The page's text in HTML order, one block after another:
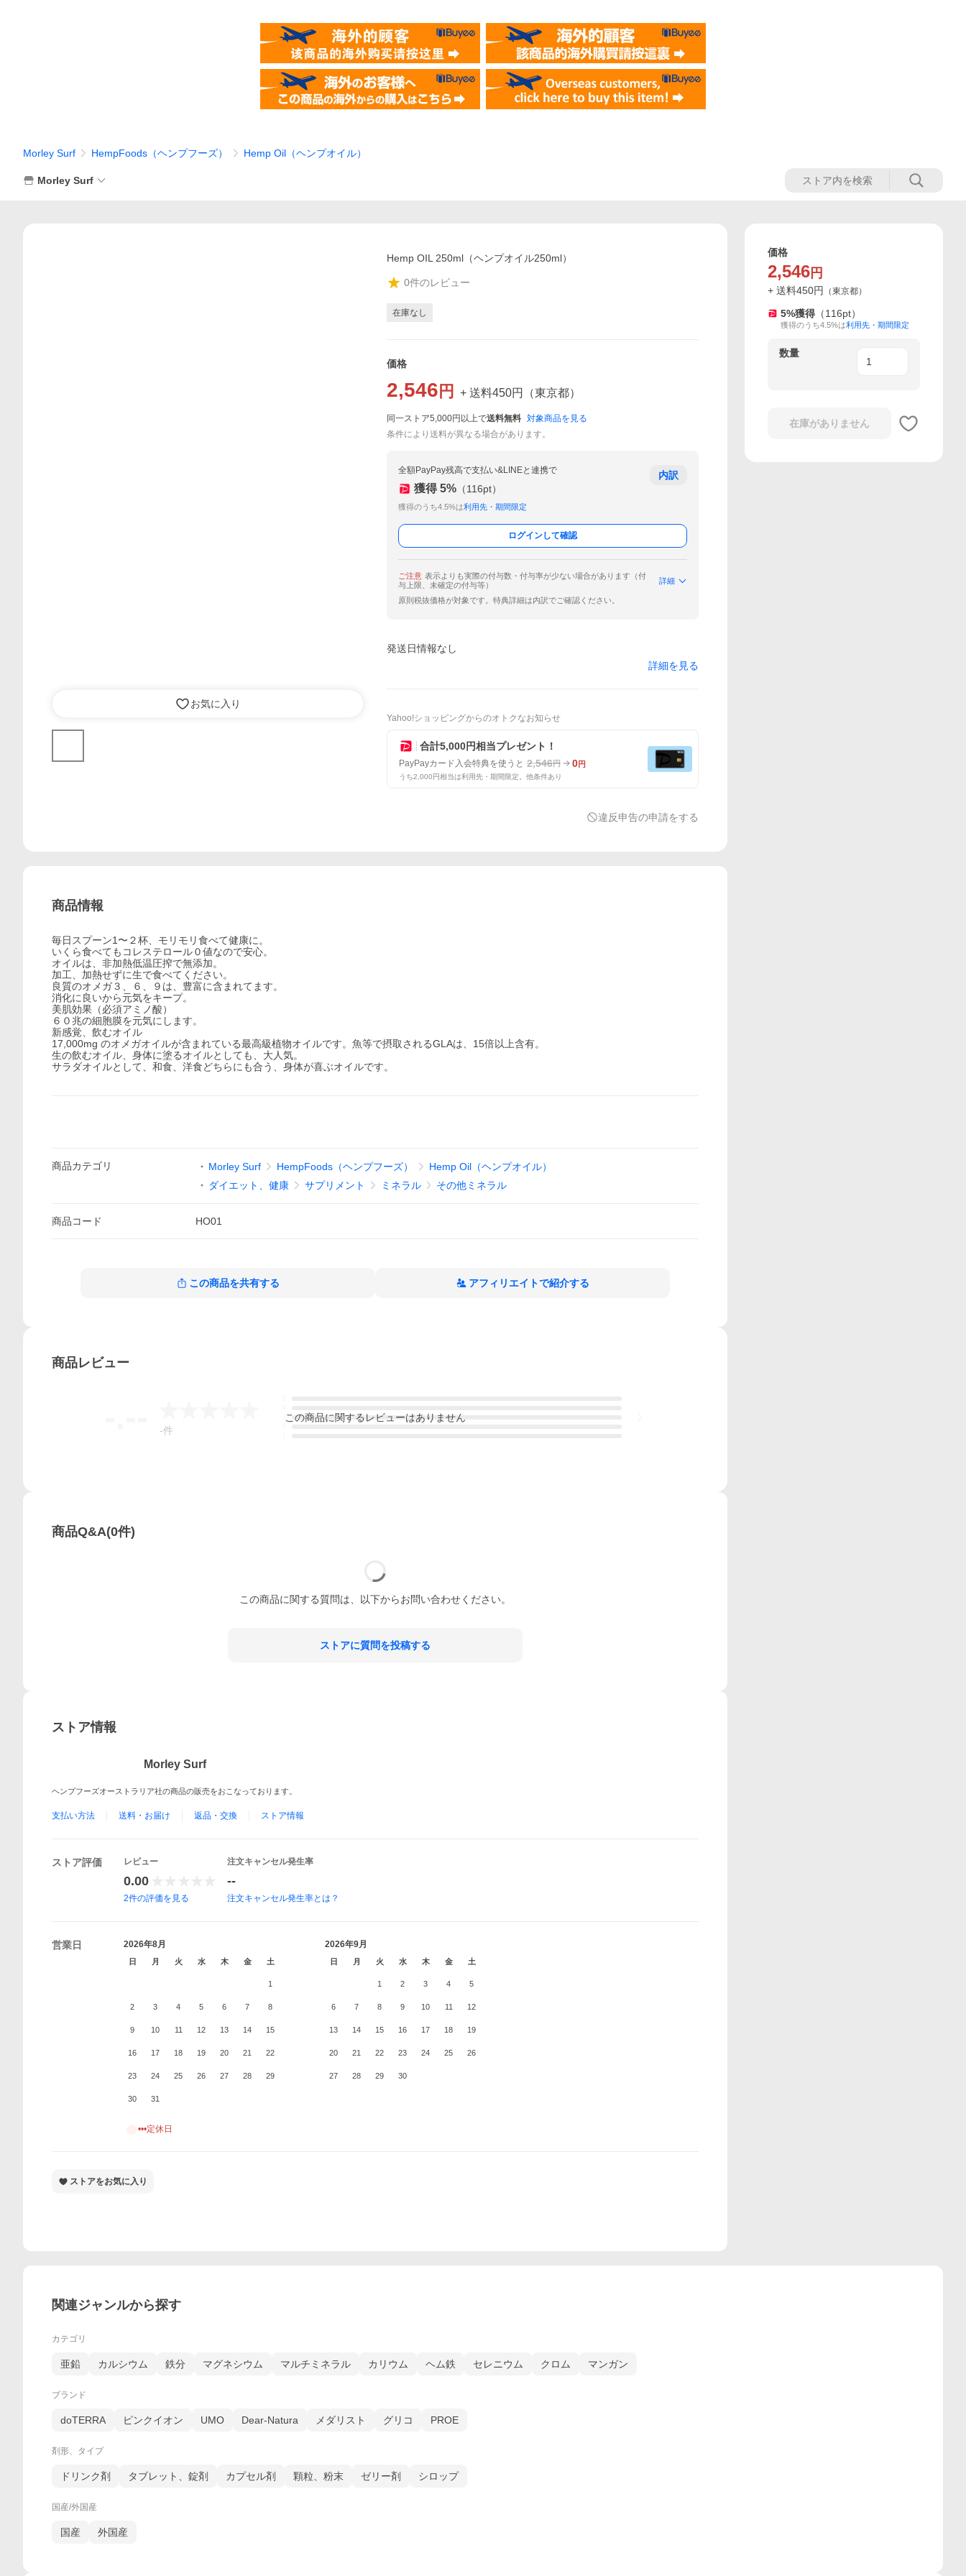
Morley Surf HempFoods（ヘンプフーズ） Hemp Oil（ヘンプオイル）
Morley Surf
お気に入り
Hemp OIL 250ml（ヘンプオイル250ml）
0件のレビュー
在庫なし
価格
2,546 円 + 送料450円 （東京都）
同一ストア5,000円以上で送料無料 対象商品を見る
条件により送料が異なる場合があります。
全額PayPay残高で支払い&LINEと連携で
獲得 5% （116pt）
獲得のうち4.5%は利用先・期間限定
内訳
ログインして確認
ご注意 表示よりも実際の付与数・付与率が少ない場合があります（付
与上限、未確定の付与等）
詳細
原則税抜価格が対象です。特典詳細は内訳でご確認ください。
発送日情報なし
詳細を見る
Yahoo!ショッピングからのオトクなお知らせ
合計5,000円相当プレゼント！
PayPayカード入会特典を使うと 2,546円 0円
うち2,000円相当は利用先・期間限定。他条件あり
違反申告の申請をする
商品情報
毎日スプーン1〜２杯、モリモリ食べて健康に。
いくら食べてもコレステロール０値なので安心。
オイルは、非加熱低温圧搾で無添加。
加工、加熱せずに生で食べてください。
良質のオメガ３、６、９は、豊富に含まれてます。
消化に良いから元気をキープ。
美肌効果（必須アミノ酸）
６０兆の細胞膜を元気にします。
新感覚、飲むオイル
17,000mg のオメガオイルが含まれている最高級植物オイルです。魚等で摂取されるGLAは、15倍以上含有。
生の飲むオイル、身体に塗るオイルとしても、大人気。
サラダオイルとして、和食、洋食どちらにも合う、身体が喜ぶオイルです。
商品カテゴリ Morley Surf HempFoods（ヘンプフーズ）
Hemp Oil（ヘンプオイル）
ダイエット、健康
サプリメント ミネラル その他ミネラル
商品コード HO01
この商品を共有する アフィリエイトで紹介する
商品レビュー
-件
この商品に関するレビューはありません
商品Q&A(0件)
この商品に関する質問は、以下からお問い合わせください。
ストアに質問を投稿する
ストア情報
Morley Surf
ヘンプフーズオーストラリア社の商品の販売をおこなっております。
支払い方法 送料・お届け 返品・交換 ストア情報
ストア評価 レビュー
0.00
2件の評価を見る
注文キャンセル発生率
--
注文キャンセル発生率とは？
営業日 2026年8月
日 月 火 水 木 金 土
1
2 3 4 5 6 7 8
9 10 11 12 13 14 15
16 17 18 19 20 21 22
23 24 25 26 27 28 29
30 31
2026年9月
日 月 火 水 木 金 土
1 2 3 4 5
6 7 8 9 10 11 12
13 14 15 16 17 18 19
20 21 22 23 24 25 26
27 28 29 30
•••定休日
ストアをお気に入り
価格
2,546 円
+ 送料450円 （東京都）
5%獲得 （116pt）
獲得のうち4.5%は利用先・期間限定
数量
在庫がありません
関連ジャンルから探す
カテゴリ
亜鉛 カルシウム 鉄分 マグネシウム マルチミネラル カリウム ヘム鉄 セレニウム クロム マンガン
ブランド
doTERRA ピンクイオン UMO Dear-Natura メダリスト グリコ PROE
剤形、タイプ
ドリンク剤 タブレット、錠剤 カプセル剤 顆粒、粉末 ゼリー剤 シロップ
国産/外国産
国産 外国産